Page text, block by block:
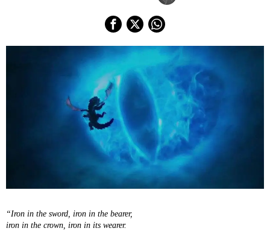
“Iron in the sword, iron in the bearer,
iron in the crown, iron in its wearer.